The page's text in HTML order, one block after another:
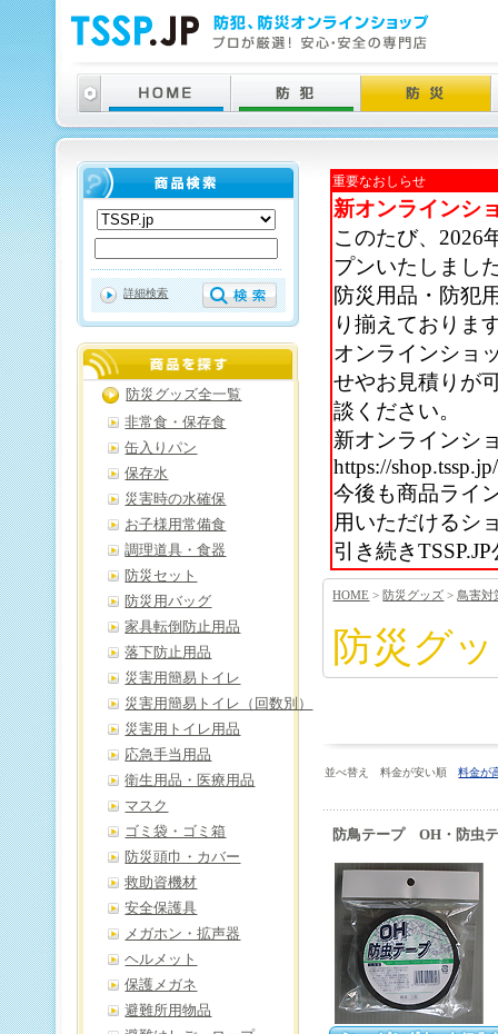
重要なおしらせ
新オンラインシ
このたび、2026
プンいたしまし
防災用品・防犯
り揃えておりま
オンラインショ
せやお見積りが
談ください。
新オンラインシ
https://shop.tssp.jp/
今後も商品ライ
用いただけるシ
引き続き
HOME >防災グッズ > 鳥害対
防災グ
並べ替え 料金が安い順料金が
防鳥テープ OH・防虫
詳細検索
防災グッズ全一覧
非常食・保存食
缶入りパン
保存水
災害時の水確保
お子様用常備食
調理道具・食器
防災セット
防災用バッグ
家具転倒防止用品
落下防止用品
災害用簡易トイレ
災害用簡易トイレ（回数別）
災害用トイレ用品
応急手当用品
衛生用品・医療用品
マスク
ゴミ袋・ゴミ箱
防災頭巾・カバー
救助資機材
安全保護具
メガホン・拡声器
ヘルメット
保護メガネ
避難所用物品